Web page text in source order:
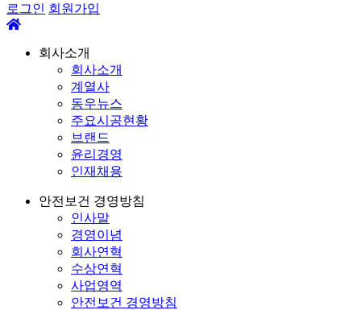
로그인 회원가입
회사소개
회사소개
계열사
동우뉴스
주요시공현황
브랜드
윤리경영
인재채용
안전보건 경영방침
인사말
경영이념
회사연혁
수상연혁
사업영역
안전보건 경영방침